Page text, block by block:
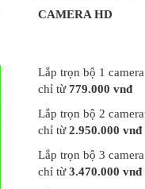
CAMERA HD
Lắp trọn bộ 1 camera
chỉ từ779.000 vnđ
Lắp trọn bộ 2 camera
chỉ từ2.950.000 vnđ
Lắp trọn bộ 3 camera
chỉ từ3.470.000 vnđ